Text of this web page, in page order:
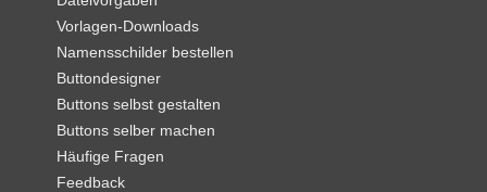
Vorlagen-Downloads
Namensschilder bestellen
Buttondesigner
Buttons selbst gestalten
Buttons selber machen
Häufige Fragen
Feedback